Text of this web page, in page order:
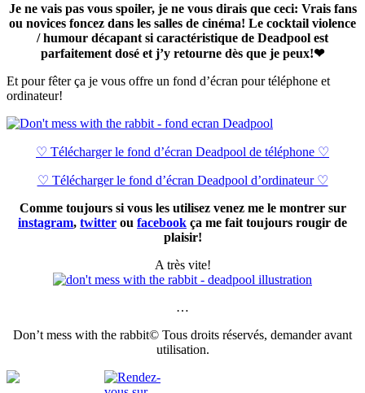
Je ne vais pas vous spoiler, je ne vous dirais que ceci: Vrais fans
ou novices foncez dans les salles de cinéma! Le cocktail violence
/ humour décapant si caractéristique de Deadpool est
parfaitement dosé et j’y retourne dès que je peux!❤
Et pour fêter ça je vous offre un fond d’écran pour téléphone et
ordinateur!
♡ Télécharger le fond d’écran Deadpool de téléphone ♡
♡ Télécharger le fond d’écran Deadpool d’ordinateur ♡
Comme toujours si vous les utilisez venez me le montrer sur
instagram, twitter ou facebook ça me fait toujours rougir de
plaisir!
A très vite!
…
Don’t mess with the rabbit© Tous droits réservés, demander avant
utilisation.